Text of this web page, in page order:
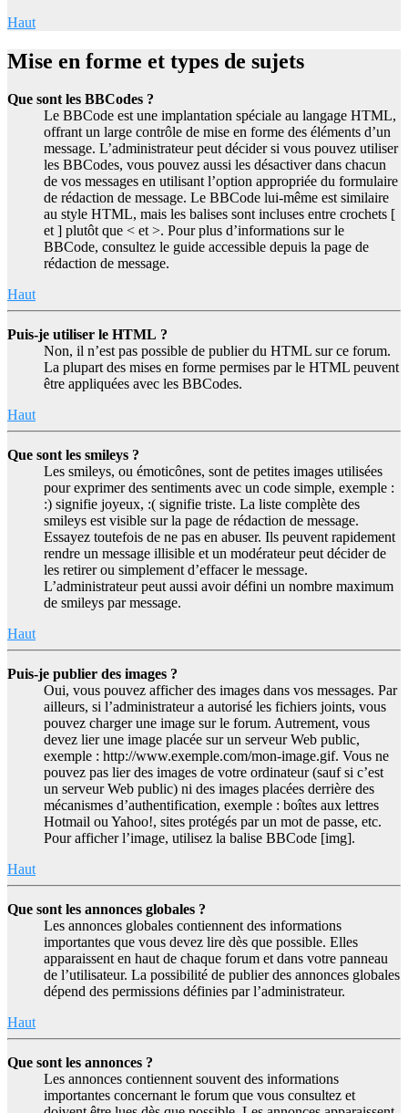
Haut
Mise en forme et types de sujets
Que sont les BBCodes ?
Le BBCode est une implantation spéciale au langage HTML,
offrant un large contrôle de mise en forme des éléments d’un
message. L’administrateur peut décider si vous pouvez utiliser
les BBCodes, vous pouvez aussi les désactiver dans chacun
de vos messages en utilisant l’option appropriée du formulaire
de rédaction de message. Le BBCode lui-même est similaire
au style HTML, mais les balises sont incluses entre crochets [
et ] plutôt que < et >. Pour plus d’informations sur le
BBCode, consultez le guide accessible depuis la page de
rédaction de message.
Haut
Puis-je utiliser le HTML ?
Non, il n’est pas possible de publier du HTML sur ce forum.
La plupart des mises en forme permises par le HTML peuvent
être appliquées avec les BBCodes.
Haut
Que sont les smileys ?
Les smileys, ou émoticônes, sont de petites images utilisées
pour exprimer des sentiments avec un code simple, exemple :
:) signifie joyeux, :( signifie triste. La liste complète des
smileys est visible sur la page de rédaction de message.
Essayez toutefois de ne pas en abuser. Ils peuvent rapidement
rendre un message illisible et un modérateur peut décider de
les retirer ou simplement d’effacer le message.
L’administrateur peut aussi avoir défini un nombre maximum
de smileys par message.
Haut
Puis-je publier des images ?
Oui, vous pouvez afficher des images dans vos messages. Par
ailleurs, si l’administrateur a autorisé les fichiers joints, vous
pouvez charger une image sur le forum. Autrement, vous
devez lier une image placée sur un serveur Web public,
exemple : http://www.exemple.com/mon-image.gif. Vous ne
pouvez pas lier des images de votre ordinateur (sauf si c’est
un serveur Web public) ni des images placées derrière des
mécanismes d’authentification, exemple : boîtes aux lettres
Hotmail ou Yahoo!, sites protégés par un mot de passe, etc.
Pour afficher l’image, utilisez la balise BBCode [img].
Haut
Que sont les annonces globales ?
Les annonces globales contiennent des informations
importantes que vous devez lire dès que possible. Elles
apparaissent en haut de chaque forum et dans votre panneau
de l’utilisateur. La possibilité de publier des annonces globales
dépend des permissions définies par l’administrateur.
Haut
Que sont les annonces ?
Les annonces contiennent souvent des informations
importantes concernant le forum que vous consultez et